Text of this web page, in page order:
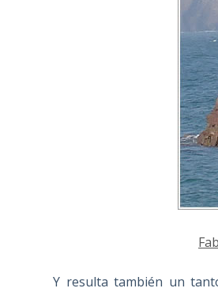
Y resulta también un